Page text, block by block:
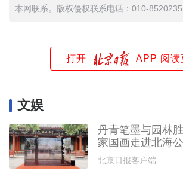
本网联系。版权侵权联系电话：010-
打开 APP 阅读
文娱
丹青笔墨与园林
家国画走进北海
北京日报客户端